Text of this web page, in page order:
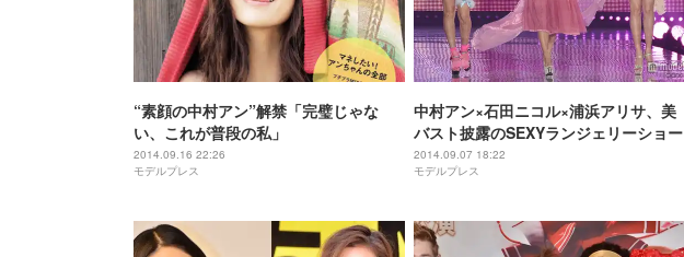
“素顔の中村アン”解禁「完璧じゃな
い、これが普段の私」
2014.09.16 22:26
モデルプレス
中村アン×石田ニコル×浦浜アリサ、美
バスト披露のSEXYランジェリーショー
2014.09.07 18:22
モデルプレス